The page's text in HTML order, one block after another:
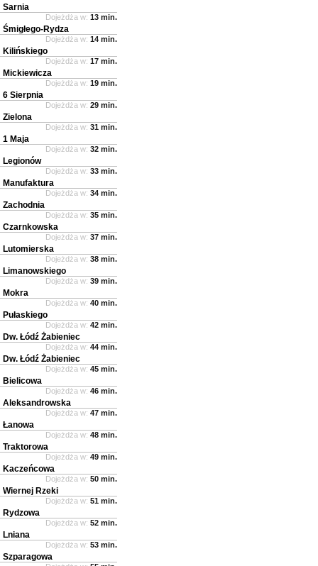
Sarnia
Dojeżdża w: 13 min.
Śmigłego-Rydza
Dojeżdża w: 14 min.
Kilińskiego
Dojeżdża w: 17 min.
Mickiewicza
Dojeżdża w: 19 min.
6 Sierpnia
Dojeżdża w: 29 min.
Zielona
Dojeżdża w: 31 min.
1 Maja
Dojeżdża w: 32 min.
Legionów
Dojeżdża w: 33 min.
Manufaktura
Dojeżdża w: 34 min.
Zachodnia
Dojeżdża w: 35 min.
Czarnkowska
Dojeżdża w: 37 min.
Lutomierska
Dojeżdża w: 38 min.
Limanowskiego
Dojeżdża w: 39 min.
Mokra
Dojeżdża w: 40 min.
Pułaskiego
Dojeżdża w: 42 min.
Dw. Łódź Żabieniec
Dojeżdża w: 44 min.
Dw. Łódź Żabieniec
Dojeżdża w: 45 min.
Bielicowa
Dojeżdża w: 46 min.
Aleksandrowska
Dojeżdża w: 47 min.
Łanowa
Dojeżdża w: 48 min.
Traktorowa
Dojeżdża w: 49 min.
Kaczeńcowa
Dojeżdża w: 50 min.
Wiernej Rzeki
Dojeżdża w: 51 min.
Rydzowa
Dojeżdża w: 52 min.
Lniana
Dojeżdża w: 53 min.
Szparagowa